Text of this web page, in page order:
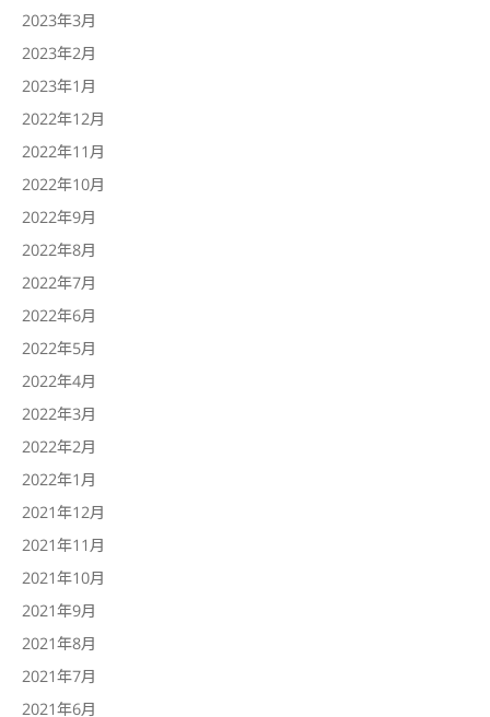
2023年3月
2023年2月
2023年1月
2022年12月
2022年11月
2022年10月
2022年9月
2022年8月
2022年7月
2022年6月
2022年5月
2022年4月
2022年3月
2022年2月
2022年1月
2021年12月
2021年11月
2021年10月
2021年9月
2021年8月
2021年7月
2021年6月